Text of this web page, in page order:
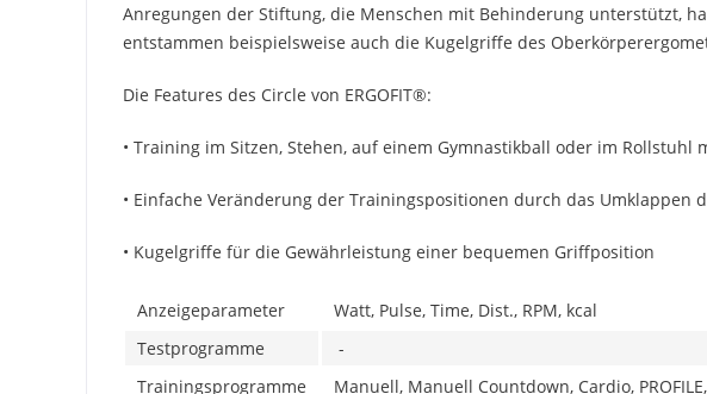
Anregungen der Stiftung, die Menschen mit Behinderung unterstützt,
entstammen beispielsweise auch die Kugelgriffe des
Die Features des Circle von ERGOFIT®:
• Training im Sitzen, Stehen, auf einem Gymnastikball oder im Rollstuhl
• Einfache Veränderung der Trainingspositionen durch das Umklappen
• Kugelgriffe für die Gewährleistung einer bequemen Griffposition
Anzeigeparameter
Watt, Pulse, Time, Dist., RPM, kcal
Testprogramme
-
Trainingsprogramme
Manuell, Manuell Countdown, Cardio,